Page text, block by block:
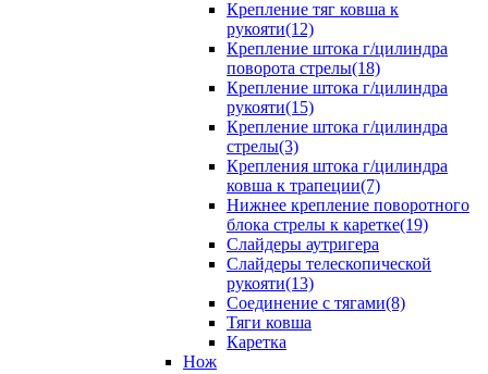
Крепление тяг ковша к
рукояти(12)
Крепление штока г/цилиндра
поворота стрелы(18)
Крепление штока г/цилиндра
рукояти(15)
Крепление штока г/цилиндра
стрелы(3)
Крепления штока г/цилиндра
ковша к трапеции(7)
Нижнее крепление поворотного
блока стрелы к каретке(19)
Слайдеры аутригера
Слайдеры телескопической
рукояти(13)
Соединение с тягами(8)
Тяги ковша
Каретка
Нож